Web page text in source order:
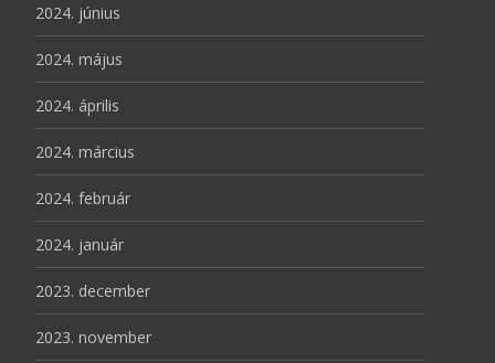
2024. június
2024. május
2024. április
2024. március
2024. február
2024. január
2023. december
2023. november